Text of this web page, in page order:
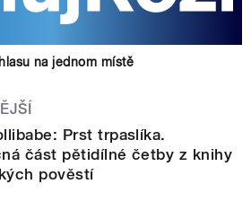
na jednom místě
Prst trpaslíka.
část pětidílné četby z knihy
pověstí